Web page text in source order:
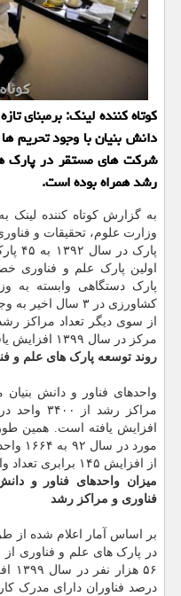
کوتاه کننده لینک: برمبنای
شرکت های مستقر در پارک
رشد همراه بوده است.
به گزارش کوتاه کننده لینک
پارک دستگاهی وابسته به
کشاورزی در ۳ سال اخیر به وجود آمده است.
مرکز در سال ۱۳۹۹ افزایش یافته است.
روند توسعه پارک های علم و
واحدهای فناور و دانش
از افزایش ۱۴۵ برابری تعداد واحدها در ۷ سال اخیر دارد.
میزان واحدهای فناور و
فناوری و مراکز رشد
بر اساس آمار اعلام شده از